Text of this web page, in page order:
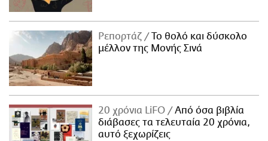
Ρεπορτάζ
Το θολό και δύσκολο
μέλλον της Μονής Σινά
20 χρόνια LiFO
Από όσα βιβλία
διάβασες τα τελευταία 20 χρόνια,
αυτό ξεχωρίζεις